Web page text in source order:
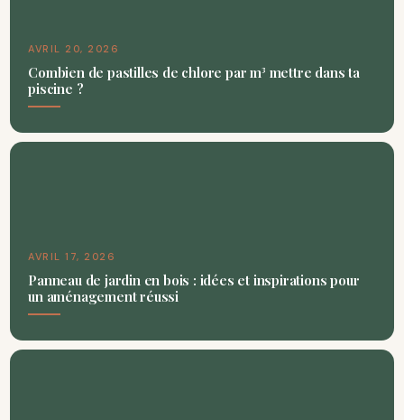
AVRIL 20, 2026
Combien de pastilles de chlore par m³ mettre dans ta
piscine ?
AVRIL 17, 2026
Panneau de jardin en bois : idées et inspirations pour
un aménagement réussi